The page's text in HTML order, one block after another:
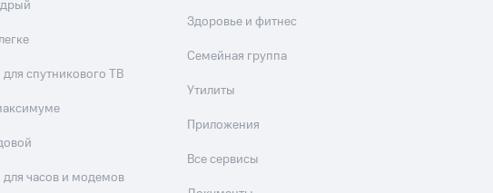
спутникового ТВ
часов и модемов
Здоровье и фитнес
Семейная группа
Утилиты
Приложения
Все сервисы